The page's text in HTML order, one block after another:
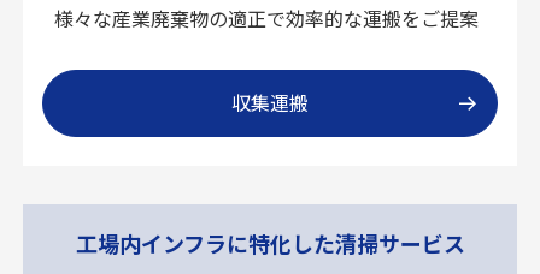
様々な産業廃棄物の適正で効率的な運搬をご提案
収集運搬
工場内インフラに特化した清掃サービス